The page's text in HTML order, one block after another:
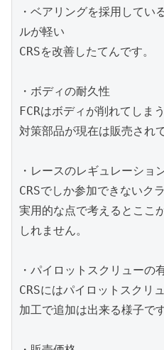
・ベアリングを採用してい
ルが軽い
CRSを改善したてんです。
・ボディの耐久性
FCRはボディが削れてしま
対策部品が現在は販売され
・レースのレギュレーショ
CRSでしか参加できないク
実用的な点で考えるとここ
しれません。
・パイロットスクリューの
CRSにはパイロットスクリ
加工で追加は出来る様子です